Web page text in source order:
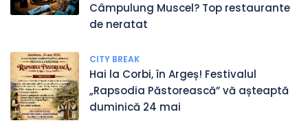
Câmpulung Muscel? Top restaurante
de neratat
CITY BREAK
Hai la Corbi, în Argeș! Festivalul
„Rapsodia Păstorească” vă așteaptă
duminică 24 mai